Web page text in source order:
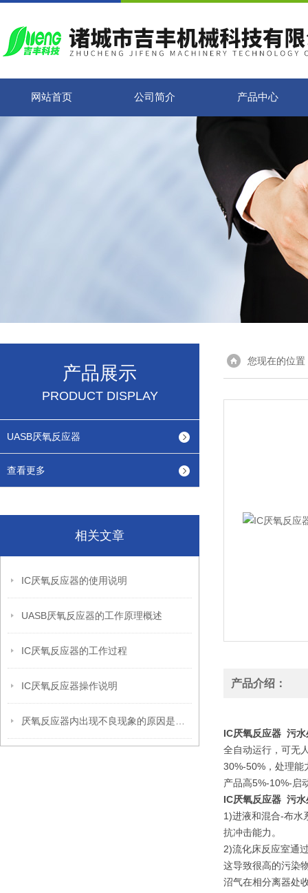
网站首页 公司简介 产品中心
产品展示
PRODUCT DISPLAY
UASB厌氧反应器
查看更多
相关文章
IC厌氧反应器的使用说明
UASB厌氧反应器的工作原理概述
IC厌氧反应器的工作过程
IC厌氧反应器操作说明
您现在的位置
产品介绍：
IC厌氧反应器 污水
全自动运行，可无
30%-50%，处理能
产品高5%-10%-启
IC厌氧反应器 污水
1)进液和混合-布水
抗冲击能力。
2)流化床反应室通
这导致很高的污染
沼气在相分离器处